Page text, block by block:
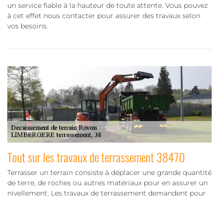
un service fiable à la hauteur de toute attente. Vous pouvez
à cet effet nous contacter pour assurer des travaux selon
vos besoins.
Tout sur les travaux de terrassement 38470
Terrasser un terrain consiste à déplacer une grande quantité
de terre, de roches ou autres matériaux pour en assurer un
nivellement. Les travaux de terrassement demandent pour